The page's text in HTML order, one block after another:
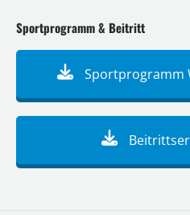
Sportprogramm & Beitritt
Sportprogramm